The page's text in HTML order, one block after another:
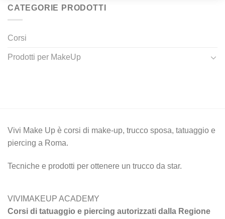
CATEGORIE PRODOTTI
Corsi
Prodotti per MakeUp
Vivi Make Up è corsi di make-up, trucco sposa, tatuaggio e
piercing a Roma.
Tecniche e prodotti per ottenere un trucco da star.
VIVIMAKEUP ACADEMY
Corsi di tatuaggio e piercing autorizzati dalla Regione